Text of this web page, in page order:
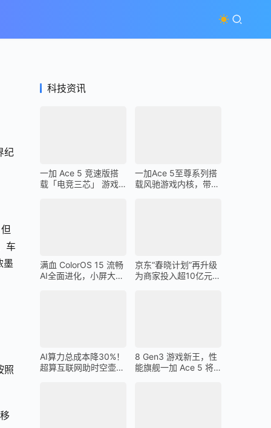
纪
车
墨
照
科技资讯
一加 Ace 5 竞速版搭
载「电竞三芯」 游戏
一加Ace 5至尊系列搭
载风驰游戏内核，带来
满血 ColorOS 15 流畅
AI全面进化，小屏大魔
京东“春晓计划”再升级
为商家投入超10亿元广
AI算力总成本降30%！
超算互联网助时空壶高
8 Gen3 游戏新王，性
能旗舰一加 Ace 5 将